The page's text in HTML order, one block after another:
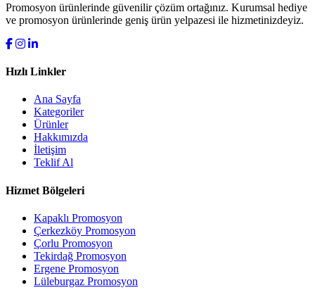
Promosyon ürünlerinde güvenilir çözüm ortağınız. Kurumsal hediye
ve promosyon ürünlerinde geniş ürün yelpazesi ile hizmetinizdeyiz.
Hızlı Linkler
Ana Sayfa
Kategoriler
Ürünler
Hakkımızda
İletişim
Teklif Al
Hizmet Bölgeleri
Kapaklı Promosyon
Çerkezköy Promosyon
Çorlu Promosyon
Tekirdağ Promosyon
Ergene Promosyon
Lüleburgaz Promosyon